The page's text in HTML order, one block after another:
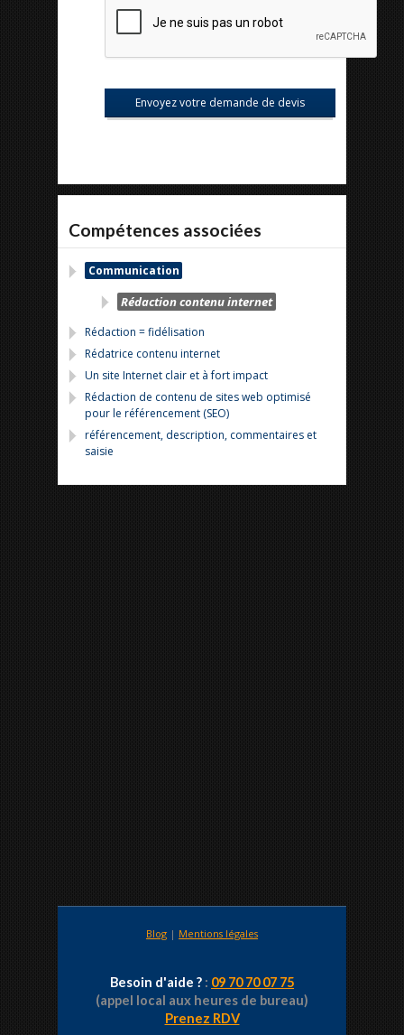
Compétences associées
Communication
Rédaction contenu internet
Rédaction = fidélisation
Rédatrice contenu internet
Un site Internet clair et à fort impact
Rédaction de contenu de sites web optimisé
pour le référencement (SEO)
référencement, description, commentaires et
saisie
Blog | Mentions légales
Besoin d'aide ? : 09 70 70 07 75
(appel local aux heures de bureau)
Prenez RDV